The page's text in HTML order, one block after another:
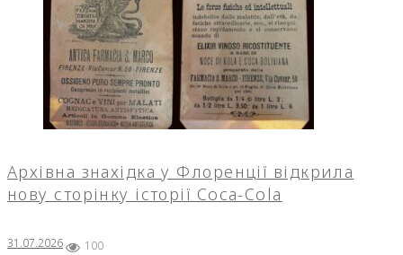
Архівна знахідка у Флоренції відкрила
нову сторінку історії Coca-Cola
31.07.2026 100